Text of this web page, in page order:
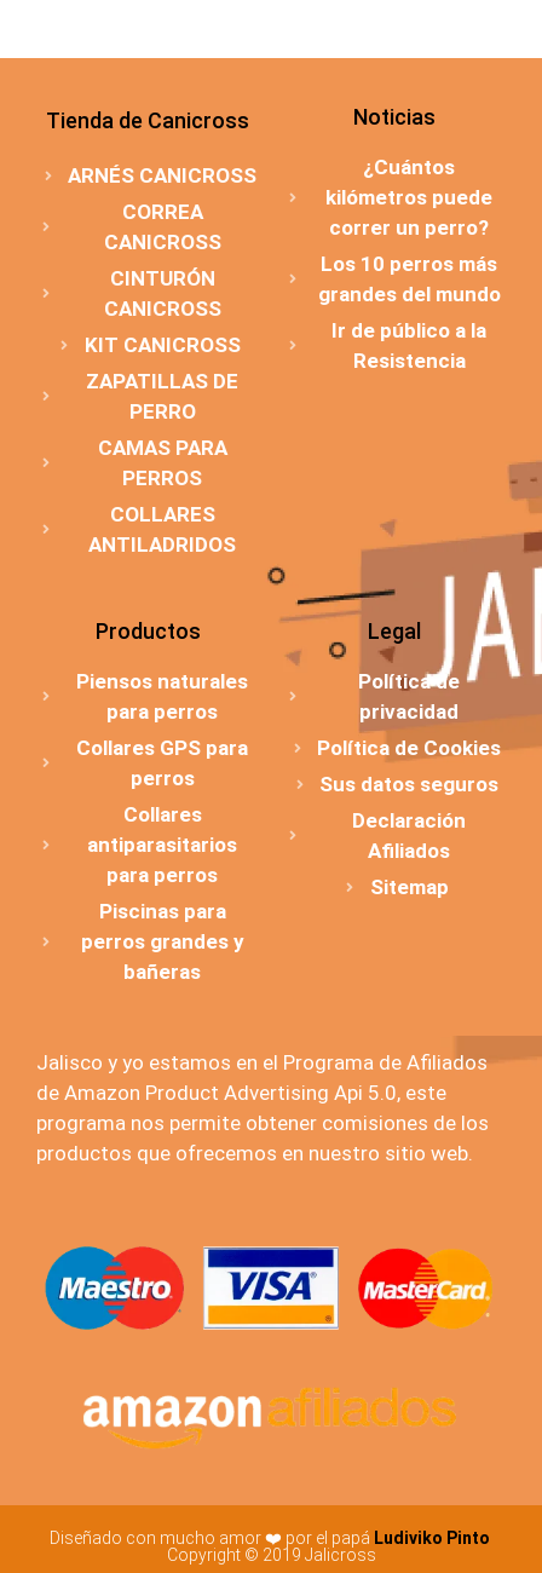
Tienda de Canicross
ARNÉS CANICROSS
CORREA
CANICROSS
CINTURÓN
CANICROSS
KIT CANICROSS
ZAPATILLAS DE
PERRO
CAMAS PARA
PERROS
COLLARES
ANTILADRIDOS
Noticias
¿Cuántos
kilómetros puede
correr un perro?
Los 10 perros más
grandes del mundo
Ir de público a la
Resistencia
Productos
Piensos naturales
para perros
Collares GPS para
perros
Collares
antiparasitarios
para perros
Piscinas para
perros grandes y
bañeras
Legal
Política de
privacidad
Política de Cookies
Sus datos seguros
Declaración
Afiliados
Sitemap
Jalisco y yo estamos en el Programa de Afiliados
de Amazon Product Advertising Api 5.0, este
programa nos permite obtener comisiones de los
productos que ofrecemos en nuestro sitio web.
Diseñado con mucho amor ❤️ por el papá Ludiviko Pinto
Copyright © 2019 Jalicross